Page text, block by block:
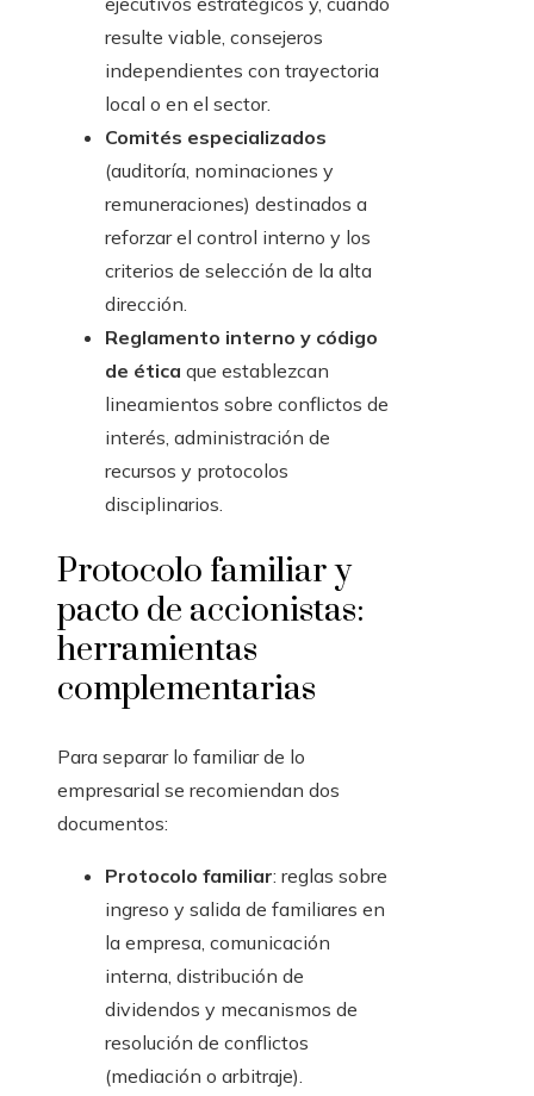
resulte viable, consejeros
independientes con trayectoria
local o en el sector.
Comités especializados
(auditoría, nominaciones y
remuneraciones) destinados a
reforzar el control interno y los
criterios de selección de la alta
dirección.
Reglamento interno y código
de ética que establezcan
lineamientos sobre conflictos de
interés, administración de
recursos y protocolos
disciplinarios.
Protocolo familiar y
pacto de accionistas:
herramientas
complementarias
Para separar lo familiar de lo
empresarial se recomiendan dos
documentos:
Protocolo familiar: reglas sobre
ingreso y salida de familiares en
la empresa, comunicación
interna, distribución de
dividendos y mecanismos de
resolución de conflictos
(mediación o arbitraje).